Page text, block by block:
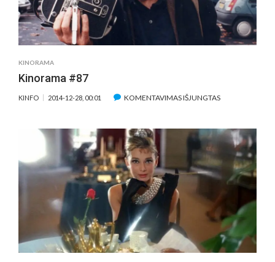
KINORAMA
Kinorama #87
KINFO 2014-12-28, 00:01 KOMENTAVIMAS IŠJUNGTASĮRAŠE